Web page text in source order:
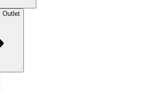
Outlet